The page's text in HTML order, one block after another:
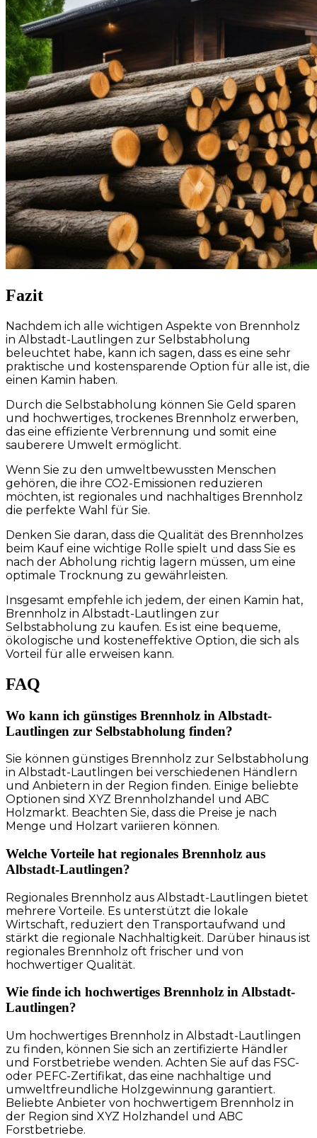
Fazit
Nachdem ich alle wichtigen Aspekte von Brennholz
in Albstadt-Lautlingen zur Selbstabholung
beleuchtet habe, kann ich sagen, dass es eine sehr
praktische und kostensparende Option für alle ist, die
einen Kamin haben.
Durch die Selbstabholung können Sie Geld sparen
und hochwertiges, trockenes Brennholz erwerben,
das eine effiziente Verbrennung und somit eine
sauberere Umwelt ermöglicht.
Wenn Sie zu den umweltbewussten Menschen
gehören, die ihre CO2-Emissionen reduzieren
möchten, ist regionales und nachhaltiges Brennholz
die perfekte Wahl für Sie.
Denken Sie daran, dass die Qualität des Brennholzes
beim Kauf eine wichtige Rolle spielt und dass Sie es
nach der Abholung richtig lagern müssen, um eine
optimale Trocknung zu gewährleisten.
Insgesamt empfehle ich jedem, der einen Kamin hat,
Brennholz in Albstadt-Lautlingen zur
Selbstabholung zu kaufen. Es ist eine bequeme,
ökologische und kosteneffektive Option, die sich als
Vorteil für alle erweisen kann.
FAQ
Wo kann ich günstiges Brennholz in Albstadt-
Lautlingen zur Selbstabholung finden?
Sie können günstiges Brennholz zur Selbstabholung
in Albstadt-Lautlingen bei verschiedenen Händlern
und Anbietern in der Region finden. Einige beliebte
Optionen sind XYZ Brennholzhandel und ABC
Holzmarkt. Beachten Sie, dass die Preise je nach
Menge und Holzart variieren können.
Welche Vorteile hat regionales Brennholz aus
Albstadt-Lautlingen?
Regionales Brennholz aus Albstadt-Lautlingen bietet
mehrere Vorteile. Es unterstützt die lokale
Wirtschaft, reduziert den Transportaufwand und
stärkt die regionale Nachhaltigkeit. Darüber hinaus ist
regionales Brennholz oft frischer und von
hochwertiger Qualität.
Wie finde ich hochwertiges Brennholz in Albstadt-
Lautlingen?
Um hochwertiges Brennholz in Albstadt-Lautlingen
zu finden, können Sie sich an zertifizierte Händler
und Forstbetriebe wenden. Achten Sie auf das FSC-
oder PEFC-Zertifikat, das eine nachhaltige und
umweltfreundliche Holzgewinnung garantiert.
Beliebte Anbieter von hochwertigem Brennholz in
der Region sind XYZ Holzhandel und ABC
Forstbetriebe.